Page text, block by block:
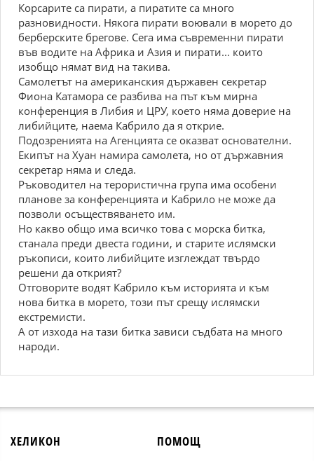
Корсарите са пирати, а пиратите са много
разновидности. Някога пирати воювали в морето до
берберските брегове. Сега има съвременни пирати
във водите на Африка и Азия и пирати... които
изобщо нямат вид на такива.
Самолетът на американския държавен секретар
Фиона Катамора се разбива на път към мирна
конференция в Либия и ЦРУ, което няма доверие на
либийците, наема Кабрило да я открие.
Подозренията на Агенцията се оказват основателни.
Екипът на Хуан намира самолета, но от държавния
секретар няма и следа.
Ръководител на терористична група има особени
планове за конференцията и Кабрило не може да
позволи осъществяването им.
Но какво общо има всичко това с морска битка,
станала преди двеста години, и старите ислямски
ръкописи, които либийците изглеждат твърдо
решени да открият?
Отговорите водят Кабрило към историята и към
нова битка в морето, този път срещу ислямски
екстремисти.
А от изхода на тази битка зависи съдбата на много
народи.
ХЕЛИКОН ПОМОЩ